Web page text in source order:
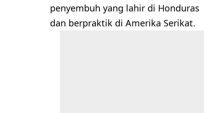
penyembuh yang lahir di Honduras
dan berpraktik di Amerika Serikat.